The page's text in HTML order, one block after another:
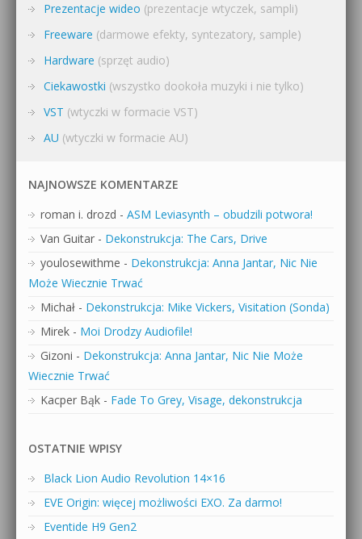
Prezentacje wideo (prezentacje wtyczek, sampli)
Freeware (darmowe efekty, syntezatory, sample)
Hardware (sprzęt audio)
Ciekawostki (wszystko dookoła muzyki i nie tylko)
VST (wtyczki w formacie VST)
AU (wtyczki w formacie AU)
NAJNOWSZE KOMENTARZE
roman i. drozd - ASM Leviasynth – obudzili potwora!
Van Guitar - Dekonstrukcja: The Cars, Drive
youlosewithme - Dekonstrukcja: Anna Jantar, Nic Nie
Może Wiecznie Trwać
Michał - Dekonstrukcja: Mike Vickers, Visitation (Sonda)
Mirek - Moi Drodzy Audiofile!
Gizoni - Dekonstrukcja: Anna Jantar, Nic Nie Może
Wiecznie Trwać
Kacper Bąk - Fade To Grey, Visage, dekonstrukcja
OSTATNIE WPISY
Black Lion Audio Revolution 14×16
EVE Origin: więcej możliwości EXO. Za darmo!
Eventide H9 Gen2